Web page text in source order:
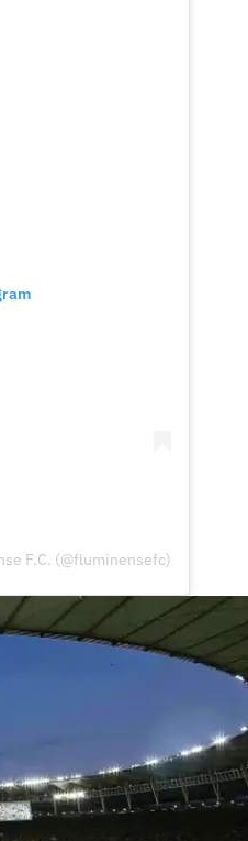
F.C. (@fluminensefc)